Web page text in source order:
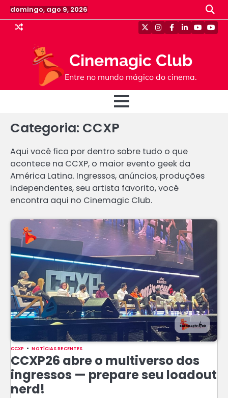
Skip
to
content
domingo, ago 9, 2026
Cinemagic Club
Entre no mundo mágico do cinema.
TwitterInstagram
Facebook
Linkedin
Youtube
Categoria: CCXP
Aqui você fica por dentro sobre tudo o que
acontece na CCXP, o maior evento geek da
América Latina. Ingressos, anúncios, produções
independentes, seu artista favorito, você
encontra aqui no Cinemagic Club.
CCXP NOTÍCIAS RECENTES
CCXP26 abre o multiverso dos
ingressos — prepare seu loadout
nerd!